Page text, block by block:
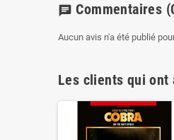
chat Commentaires
Aucun avis n'a été publié
Les clients qui ont